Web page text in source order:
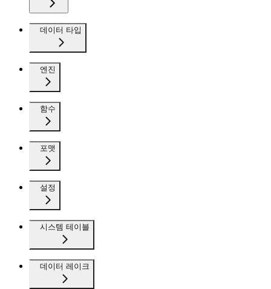
데이터 타입
엔진
함수
포맷
설정
시스템 테이블
데이터 레이크